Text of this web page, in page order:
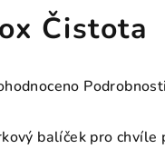
Čistota
balíček pro chvíle